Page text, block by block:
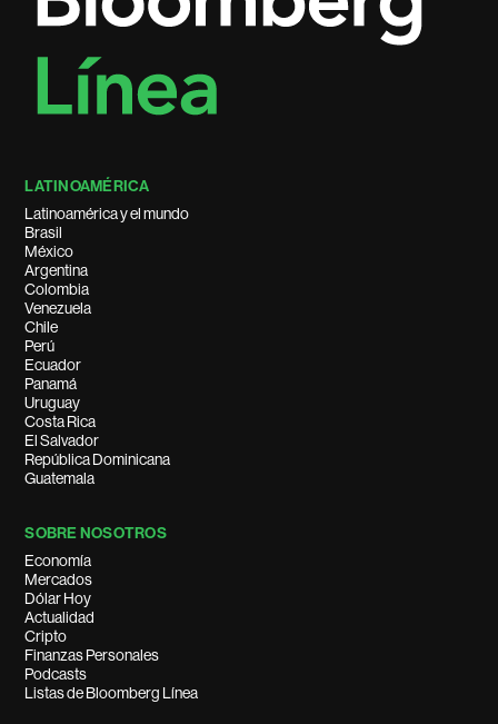
LATINOAMÉRICA
Latinoamérica y el mundo
Brasil
México
Argentina
Colombia
Venezuela
Chile
Perú
Ecuador
Panamá
Uruguay
Costa Rica
El Salvador
República Dominicana
Guatemala
SOBRE NOSOTROS
Economía
Mercados
Dólar Hoy
Actualidad
Cripto
Finanzas Personales
Podcasts
Listas de Bloomberg Línea